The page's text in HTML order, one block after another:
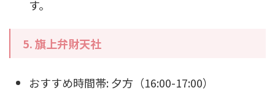
す。
5.旗上弁財天社
おすすめ時間帯: 夕方（16:00-17:00）